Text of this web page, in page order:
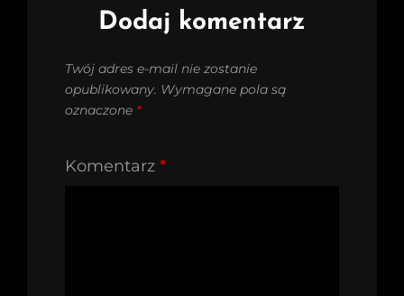
Dodaj komentarz
Twój adres e-mail nie zostanie
opublikowany. Wymagane pola są
oznaczone *
Komentarz *